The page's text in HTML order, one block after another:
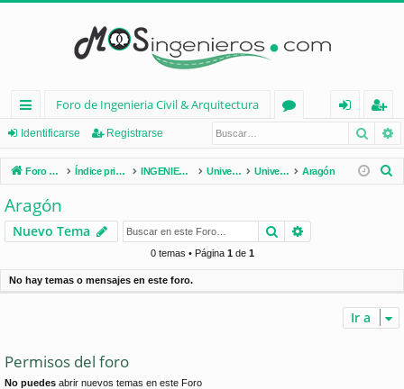
nl
ac
es
rá
pi
d
Foro de Ingenieria Civil & Arquitectura
os
nt
ifi
e
eg
ist
ra
Identificarse Registrarse
Foro de Ingenieria Civil & Arquitectura Índice principal INGENIERÍA CIVIL (España) Universidades de España Universidades por Comunidades Aragón
r
Aragón
Nuevo Tema Buscar
0 temas • Página 1de 1
No hay temas o mensajes en este foro.
Ir a
Permisos del foro
No puedes abrir nuevos temas en este Foro